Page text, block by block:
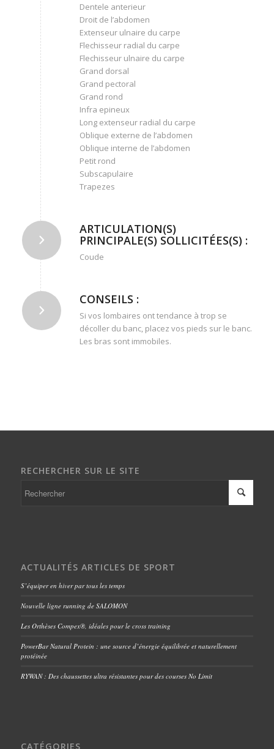
Dentele anterieur
Droit de l’abdomen
Extenseur ulnaire du carpe
Flechisseur radial du carpe
Flechisseur ulnaire du carpe
Grand dorsal
Grand pectoral
Grand rond
Infra epineux
Long extenseur radial du carpe
Oblique externe de l’abdomen
Oblique interne de l’abdomen
Petit rond
Subscapulaire
Trapezes
ARTICULATION(S)
PRINCIPALE(S) SOLLICITÉES(S) :
Coude
CONSEILS :
Si vos lombaires ont tendance à trop se
décoller du banc, placez vos pieds sur le banc.
Les bras sont immobiles.
RECHERCHER SUR LE SITE
ACTUALITÉS ARTICLES DE SPORT
S’équiper en hiver par tous les temps
Nouvelle ligne running de SALOMON
Les Orthèses Compex®, idéales pour le cross training
PowerBar Natural Protein : une source d’énergie équilibrée et naturellement
protéinée
RYWAN : Des chaussettes ultra résistantes pour des courses No Limit
CATÉGORIES